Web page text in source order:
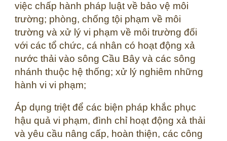
việc chấp hành pháp luật về bảo vệ môi
trường; phòng, chống tội phạm về môi
trường và xử lý vi phạm về môi trường đối
với các tổ chức, cá nhân có hoạt động xả
nước thải vào sông Cầu Bây và các sông
nhánh thuộc hệ thống; xử lý nghiêm những
hành vi vi phạm;
Áp dụng triệt để các biện pháp khắc phục
hậu quả vi phạm, đình chỉ hoạt động xả thải
và yêu cầu nâng cấp, hoàn thiện, các công